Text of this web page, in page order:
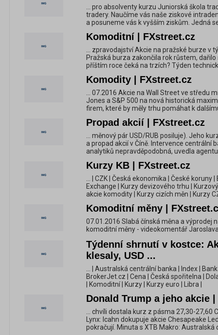
... pro absolventy kurzu Juniorská škola
tradery. Naučíme vás naše ziskové
a posuneme vás k vyšším ziskům. Jedná
Komoditní | FXstreet.cz
... zpravodajství Akcie na pražské burze v
Pražská burza zakončila rok růstem, dařilo
příštím roce čeká na trzích? Týden
Komodity | FXstreet.cz
... 07.2016 Akcie na Wall Street ve středu
Jones a S&P 500 na nová historická
firem, které by měly trhu pomáhat k
Propad akcií | FXstreet.cz
... měnový pár USD/RUB posiluje). Jeho
a propad akcií v Číně. Intervence centrální
analytiků nepravděpodobná, uvedla
Kurzy KB | FXstreet.cz
... | CZK | Česká ekonomika | České koruny
Exchange | Kurzy devizového trhu |
akcie komodity | Kurzy cizích měn | Kurzy
Komoditní měny |
07.01.2016 Slabá čínská měna a výprodej
komoditní měny - videokomentář
Týdenní shrnutí v kostce:
klesaly, USD ...
... | Australská centrální banka | Index |
BrokerJet.cz | Cena | Česká spořitelna |
| Komoditní | Kurzy | Kurzy euro | Libra |
Donald Trump a jeho akcie
... chvíli dostala kurz z pásma 27,30-27,60
Lynx: Icahn dokupuje akcie Chesapeake
pokračují. Minuta s XTB Makro: Australská